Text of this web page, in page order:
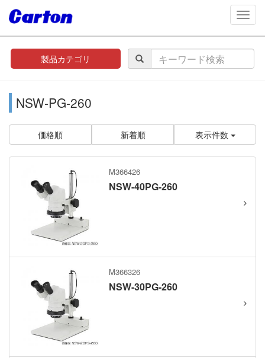
製品カテゴリ
NSW-PG-260
価格順 新着順 表示件数
M366426
NSW-40PG-260
M366326
NSW-30PG-260